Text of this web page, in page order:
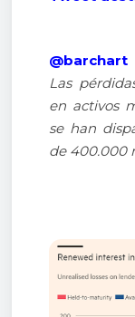
@barchart
Las
en activos
se han
de 400.000